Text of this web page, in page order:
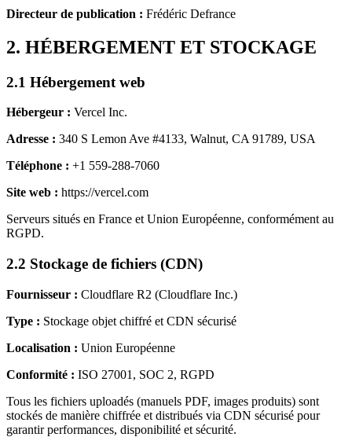
Directeur de publication : Frédéric Defrance
2. HÉBERGEMENT ET STOCKAGE
2.1 Hébergement web
Hébergeur : Vercel Inc.
Adresse : 340 S Lemon Ave #4133, Walnut, CA 91789, USA
Téléphone : +1 559-288-7060
Site web : https://vercel.com
Serveurs situés en France et Union Européenne, conformément au
RGPD.
2.2 Stockage de fichiers (CDN)
Fournisseur : Cloudflare R2 (Cloudflare Inc.)
Type : Stockage objet chiffré et CDN sécurisé
Localisation : Union Européenne
Conformité : ISO 27001, SOC 2, RGPD
Tous les fichiers uploadés (manuels PDF, images produits) sont
stockés de manière chiffrée et distribués via CDN sécurisé pour
garantir performances, disponibilité et sécurité.